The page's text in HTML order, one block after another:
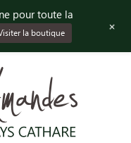
pour toute la
la boutique +